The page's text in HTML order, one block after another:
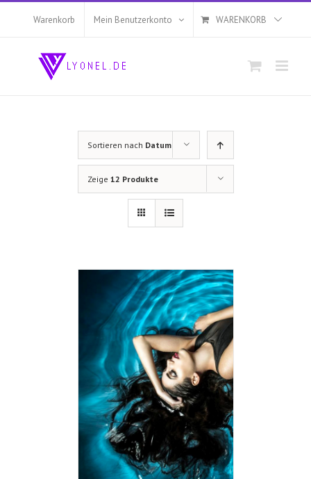
Zum
Warenkorb Mein Benutzerkonto WARENKORB
Sortieren nach Datum
Zeige 12 Produkte